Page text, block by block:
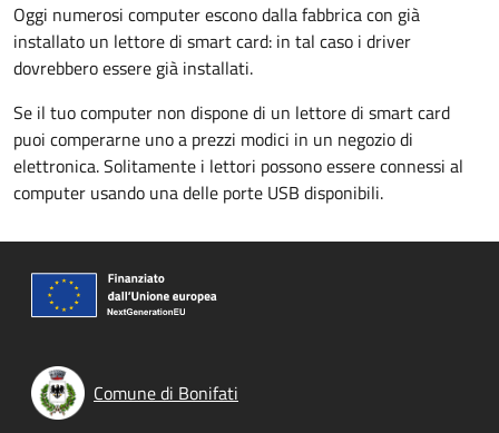
Oggi numerosi computer escono dalla fabbrica con già
installato un lettore di smart card: in tal caso i driver
dovrebbero essere già installati.
Se il tuo computer non dispone di un lettore di smart card
puoi comperarne uno a prezzi modici in un negozio di
elettronica. Solitamente i lettori possono essere connessi al
computer usando una delle porte USB disponibili.
Comune di Bonifati